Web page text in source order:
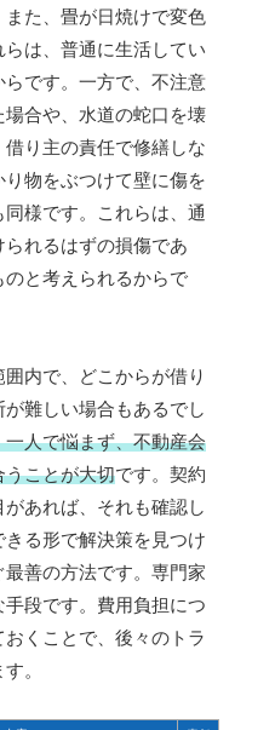
た、畳が日焼けで変色
は、普通に生活してい
です。一方で、不注意
合や、水道の蛇口を壊
り主の責任で修繕しな
物をぶつけて壁に傷を
様です。これらは、通
れるはずの損傷であ
のと考えられるからで
内で、どこからが借り
難しい場合もあるでし
人で悩まず、不動産会
うことが大切です。契約
あれば、それも確認し
る形で解決策を見つけ
善の方法です。専門家
段です。費用負担につ
くことで、後々のトラ
。